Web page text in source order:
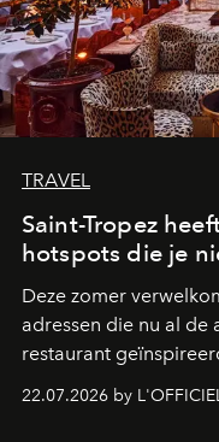
TRAVEL
Saint-Tropez
hotspots die je
Deze zomer
adressen die nu al de
restaurant
zestig, een Japanse
verandert in een
22.07.2026 by